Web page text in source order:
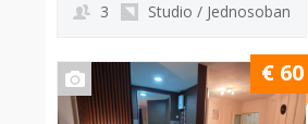
Studio / Jednosoban
3
€ 60